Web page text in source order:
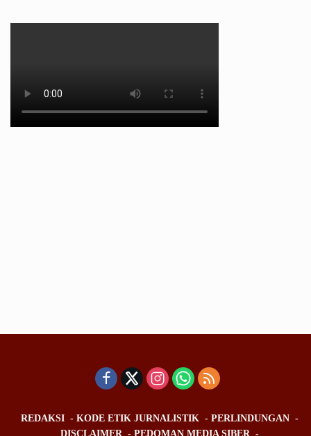
REDAKSI KODE ETIK JURNALISTIK
PERLINDUNGAN
DISCLAIMER
PEDOMAN MEDIA SIBER